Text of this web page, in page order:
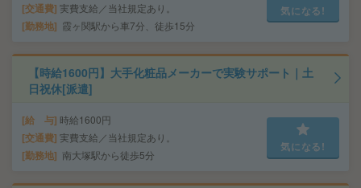
交通費 実費支給／当社規定あり。
勤務地 霞ヶ関駅から車7分、徒歩15分
気になる!
【時給1600円】大手化粧品メーカーで実験サポート｜土
日祝休[派遣]
給 与 時給1600円
交通費 実費支給／当社規定あり。
勤務地 南大塚駅から徒歩5分
気になる!